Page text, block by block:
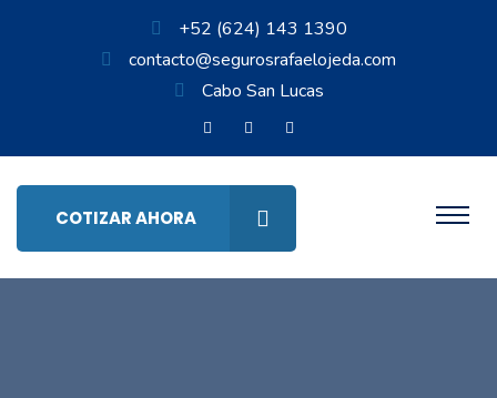
+52 (624) 143 1390
contacto@segurosrafaelojeda.com
Cabo San Lucas
COTIZAR AHORA